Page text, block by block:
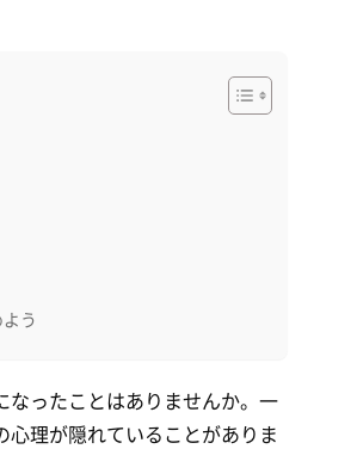
う
ったことはありませんか。一
理が隠れていることがありま